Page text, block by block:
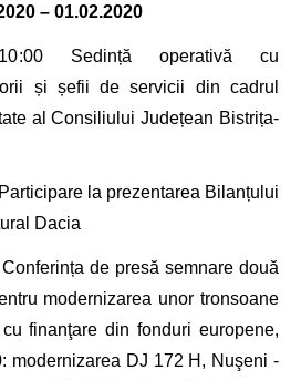
– 01.02.2020
:00 Sedință operativă cu
și șefii de servicii din cadrul
al Consiliului Județean Bistrița-
la prezentarea Bilanțului
Dacia
de presă semnare două
modernizarea unor tronsoane
finanţare din fonduri europene,
: modernizarea DJ 172 H, Nuşeni -